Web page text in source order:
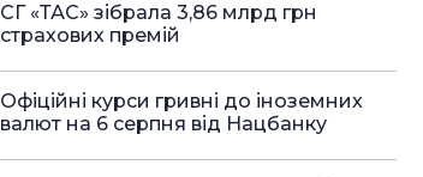
СГ «ТАС» зібрала 3,86 млрд грн
страхових премій
Офіційні курси гривні до іноземних
валют на 6 серпня від Нацбанку